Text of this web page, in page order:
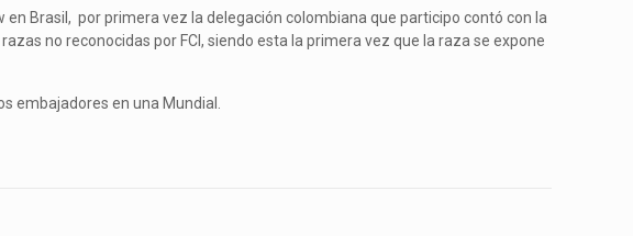
en Brasil, por primera vez la delegación colombiana que participo contó con la
no reconocidas por FCI, siendo esta la primera vez que la raza se expone
embajadores en una Mundial.